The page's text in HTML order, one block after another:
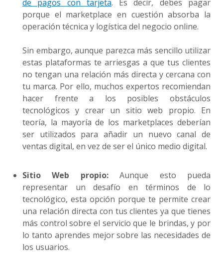
de pagos con tarjeta. Es decir, debes pagar
porque el marketplace en cuestión absorba la
operación técnica y logística del negocio online.
Sin embargo, aunque parezca más sencillo utilizar
estas plataformas te arriesgas a que tus clientes
no tengan una relación más directa y cercana con
tu marca. Por ello, muchos expertos recomiendan
hacer frente a los posibles obstáculos
tecnológicos y crear un sitio web propio. En
teoría, la mayoría de los marketplaces deberían
ser utilizados para añadir un nuevo canal de
ventas digital, en vez de ser el único medio digital.
Sitio Web propio:Aunque esto pueda
representar un desafío en términos de lo
tecnológico, esta opción porque te permite crear
una relación directa con tus clientes ya que tienes
más control sobre el servicio que le brindas, y por
lo tanto aprendes mejor sobre las necesidades de
los usuarios.